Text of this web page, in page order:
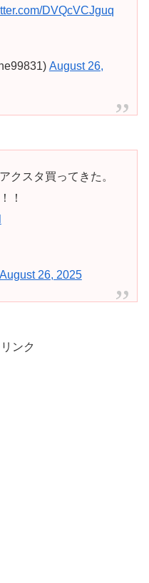
DVQcVCJguq
August 26,
クスタ買ってきた。
！
August 26, 2025
ンク